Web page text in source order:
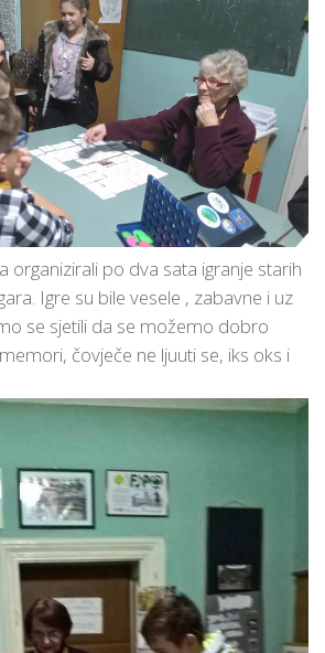
organizirali po dva sata igranje starih
Igre su bile vesele , zabavne i uz
se sjetili da se možemo dobro
čovječe ne ljuuti se, iks oks i